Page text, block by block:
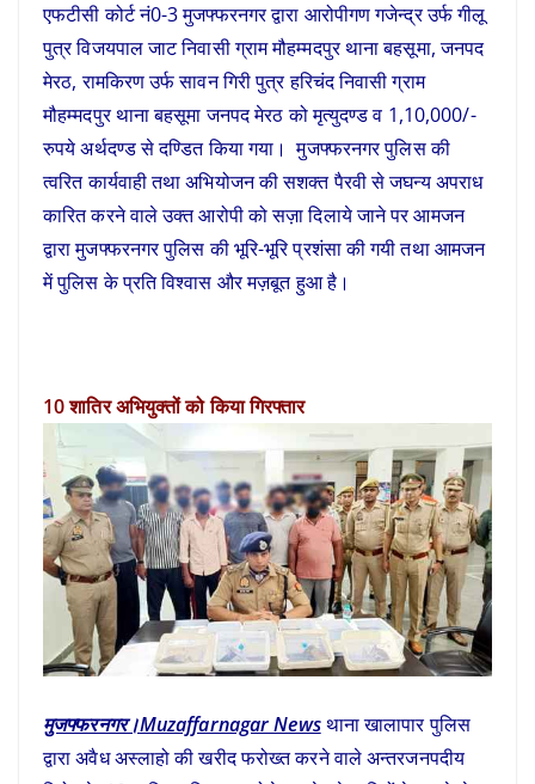
एफटीसी कोर्ट नं0-3 मुजफ्फरनगर द्वारा आरोपीगण गजेन्द्र उर्फ गीलू
पुत्र विजयपाल जाट निवासी ग्राम मौहम्मदपुर थाना बहसूमा, जनपद
मेरठ, रामकिरण उर्फ सावन गिरी पुत्र हरिचंद निवासी ग्राम
मौहम्मदपुर थाना बहसूमा जनपद मेरठ को मृत्युदण्ड व 1,10,000/-
रुपये अर्थदण्ड से दण्डित किया गया। मुजफ्फरनगर पुलिस की
त्वरित कार्यवाही तथा अभियोजन की सशक्त पैरवी से जघन्य अपराध
कारित करने वाले उक्त आरोपी को सज़ा दिलाये जाने पर आमजन
द्वारा मुजफ्फरनगर पुलिस की भूरि-भूरि प्रशंसा की गयी तथा आमजन
में पुलिस के प्रति विश्वास और मज़बूत हुआ है।
10 शातिर अभियुक्तों को किया गिरफ्तार
मुजफ्फरनगर।Muzaffarnagar Newsथाना खालापार पुलिस
द्वारा अवैध अस्लाहो की खरीद फरोख्त करने वाले अन्तरजनपदीय